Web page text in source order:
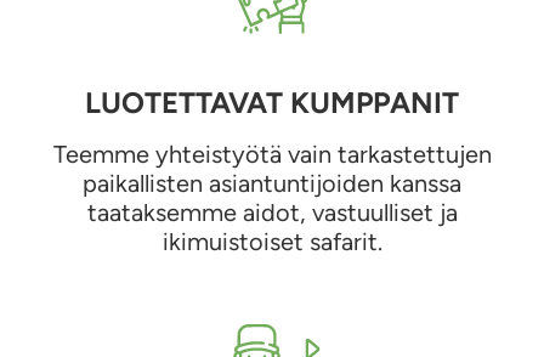
LUOTETTAVAT KUMPPANIT
Teemme yhteistyötä vain tarkastettujen
paikallisten asiantuntijoiden kanssa
taataksemme aidot, vastuulliset ja
ikimuistoiset safarit.